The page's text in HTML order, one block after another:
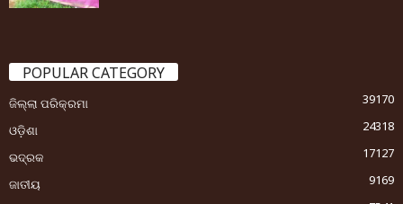
POPULAR CATEGORY
ଜିଲ୍ଲା ପରିକ୍ରମା
39170
ଓଡ଼ିଶା
24318
ଭଦ୍ରକ
17127
ଜାତୀୟ
9169